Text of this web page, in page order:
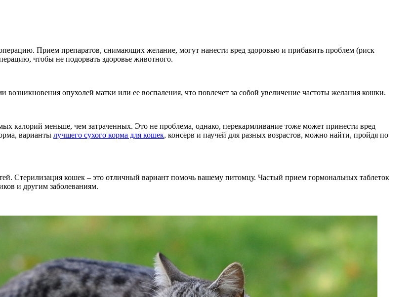
Прием препаратов, снимающих желание, могут нанести вред здоровью и прибавить проблем (риск
чтобы не подорвать здоровье животного.
возникновения опухолей матки или ее воспаления, что повлечет за собой увеличение частоты желания кошки.
калорий меньше, чем затраченных. Это не проблема, однако, перекармливание тоже может принести вред
варианты лучшего сухого корма для кошек, консерв и паучей для разных возрастов, можно найти, пройдя по
Стерилизация кошек – это отличный вариант помочь вашему питомцу. Частый прием гормональных таблеток
и другим заболеваниям.